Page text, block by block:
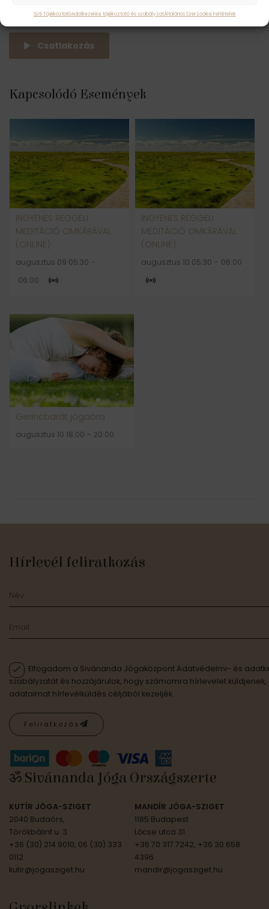
Süti TájékoztatóAdatkezelési tájékoztató és szabályzatÁltalános Szerződési Feltételek
omkára,reggeli,tanítás
Csatlakozás
Kapcsolódó Események
INGYENES REGGELI
MEDITÁCIÓ OMKĀRÁVAL
(ONLINE)
augusztus 09 05:30 -
06:00
INGYENES REGGELI
MEDITÁCIÓ OMKĀRÁVAL
(ONLINE)
augusztus 10 05:30 - 06:00
Gerincbarát jógaóra
augusztus 10 18:00 - 20:00
Hírlevél feliratkozás
Elfogadom a Sivánanda Jógaközpont Adatvédelmi- és
szabályzatát és hozzájárulok, hogy számomra hírlevelet küldjenek,
adataimat hírlevélküldés céljából kezeljék.
Feliratkozás
ॐ Sivánanda Jóga Országszerte
KUTÍR JÓGA-SZIGET
2040 Budaörs,
Törökbálint u. 3.
+36 (30) 214 9010, 06 (30) 333
0112
kutir@jogasziget.hu
MANDÍR JÓGA-SZIGET
1185 Budapest
Lőcse utca 31.
+36 70 317 7242, +36 30 658
4396
mandir@jogasziget.hu